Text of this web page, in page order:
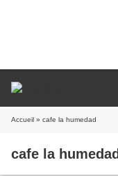
Accueil » cafe la humedad
cafe la humedad